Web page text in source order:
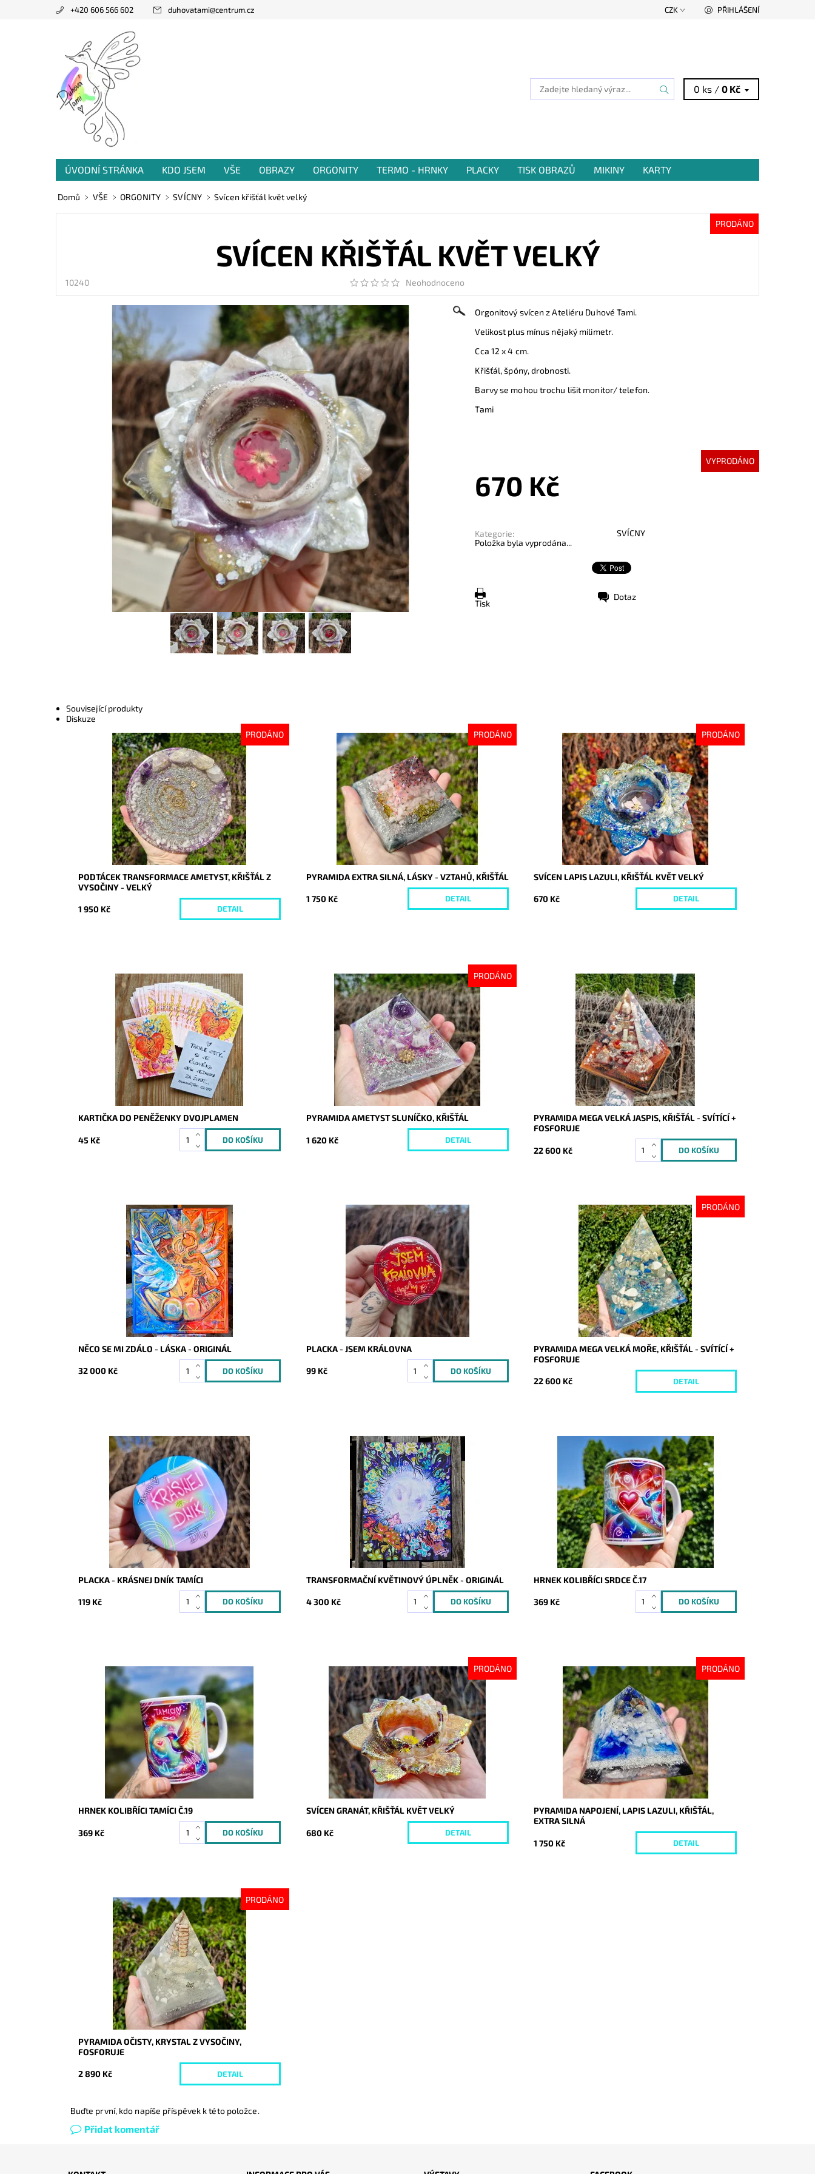
+420 606 566 602 duhovatami@centrum.cz CZK PŘIHLÁŠENÍ
0 ks /0 Kč
ÚVODNÍ STRÁNKA KDO JSEM VŠE OBRAZY ORGONITY TERMO - HRNKY PLACKY TISK OBRAZŮ MIKINY
KARTY
PRODANÁ TVORBA
VZKAZY OD VÁS
Domů VŠE ORGONITY SVÍCNY Svícen křišťál květ velký
PRODÁNO
SVÍCEN KŘIŠŤÁL KVĚT VELKÝ
10240 Neohodnoceno
Orgonitový svícen z Ateliéru Duhové Tami.
Velikost plus mínus nějaký milimetr.
Cca 12 x 4 cm.
Křišťál, špóny, drobnosti.
Barvy se mohou trochu lišit monitor/ telefon.
Tami
VYPRODÁNO
670 Kč
Kategorie:
SVÍCNY
Položka byla vyprodána...
Tisk
Dotaz
Související produkty
Diskuze
PRODÁNO
Dostupnost:
Vyprodáno
10238
PODTÁCEK TRANSFORMACE AMETYST, KŘIŠŤÁL Z
VYSOČINY - VELKÝ
1 950 Kč DETAIL
PRODÁNO
Dostupnost:
Vyprodáno
10236
PYRAMIDA EXTRA SILNÁ, LÁSKY - VZTAHŮ, KŘIŠŤÁL
1 750 Kč DETAIL
PRODÁNO
Dostupnost:
Vyprodáno
9955
SVÍCEN LAPIS LAZULI, KŘIŠŤÁL KVĚT VELKÝ
670 Kč DETAIL
Dostupnost:
Skladem
9924
KARTIČKA DO PENĚŽENKY DVOJPLAMEN
45 Kč
PRODÁNO
Dostupnost:
Vyprodáno
10230
PYRAMIDA AMETYST SLUNÍČKO, KŘIŠŤÁL
1 620 Kč DETAIL
Dostupnost:
Skladem
9341
PYRAMIDA MEGA VELKÁ JASPIS, KŘIŠŤÁL - SVÍTÍCÍ +
FOSFORUJE
22 600 Kč
Skladem
10220
NĚCO SE MI ZDÁLO - LÁSKA - ORIGINÁL
32 000 Kč
Dostupnost:
Skladem
10150
PLACKA - JSEM KRÁLOVNA
99 Kč
PRODÁNO
Dostupnost:
Vyprodáno
9385
PYRAMIDA MEGA VELKÁ MOŘE, KŘIŠŤÁL - SVÍTÍCÍ +
FOSFORUJE
22 600 Kč DETAIL
Dostupnost:
Skladem
10146
PLACKA - KRÁSNEJ DNÍK TAMÍCI
119 Kč
Skladem
10233
TRANSFORMAČNÍ KVĚTINOVÝ ÚPLNĚK - ORIGINÁL
4 300 Kč
Skladem
9364
HRNEK KOLIBŘÍCI SRDCE Č.17
369 Kč
Dostupnost:
Skladem
9366
HRNEK KOLIBŘÍCI TAMÍCI Č.19
369 Kč
PRODÁNO
Dostupnost:
Vyprodáno
9998
SVÍCEN GRANÁT, KŘIŠŤÁL KVĚT VELKÝ
680 Kč DETAIL
PRODÁNO
Dostupnost:
Vyprodáno
10237
PYRAMIDA NAPOJENÍ, LAPIS LAZULI, KŘIŠŤÁL,
EXTRA SILNÁ
1 750 Kč DETAIL
PRODÁNO
Dostupnost:
Vyprodáno
10243
PYRAMIDA OČISTY, KRYSTAL Z VYSOČINY,
FOSFORUJE
2 890 Kč DETAIL
Buďte první, kdo napíše příspěvek k této položce.
Přidat komentář